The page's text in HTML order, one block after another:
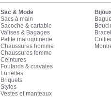
Sac & Mode
Sacs à main
Sacoche & cartable
Valises & Bagages
Petite maroquinerie
Chaussures homme
Chaussures femme
Ceintures
Foulards & cravates
Lunettes
Briquets
Stylos
Vestes et manteaux